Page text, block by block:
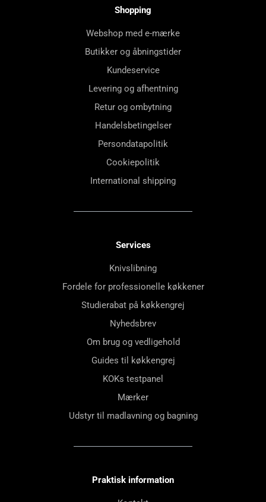
Shopping
Webshop med e-mærke
Butikker og åbningstider
Kundeservice
Levering og afhentning
Retur og ombytning
Handelsbetingelser
Persondatapolitik
Cookiepolitik
International shipping
Services
Knivslibning
Fordele for professionelle køkkener
Studierabat på køkkengrej
Nyhedsbrev
Om brug og vedligehold
Guides til køkkengrej
KOKs testpanel
Mærker
Udstyr til madlavning og bagning
Praktisk information